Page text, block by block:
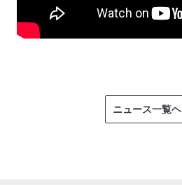
ニュース一覧ヘ